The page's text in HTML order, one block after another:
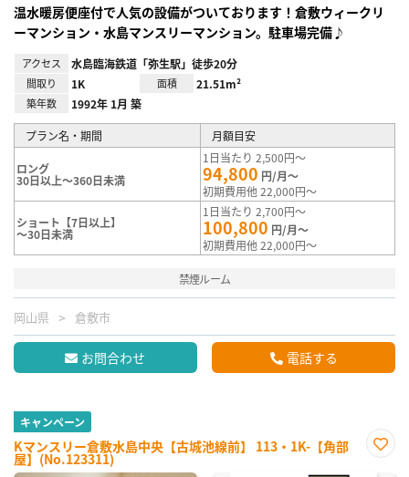
温水暖房便座付で人気の設備がついております！倉敷ウィークリ
ーマンション・水島マンスリーマンション。駐車場完備♪
アクセス 水島臨海鉄道「弥生駅」徒歩20分
間取り 1K 面積 21.51m²
築年数 1992年 1月 築
プラン名・期間 月額目安
ロング
30日以上～360日未満
1日当たり 2,500円～
94,800 円/月～
初期費用他 22,000円～
ショート【7日以上】
～30日未満
1日当たり 2,700円～
100,800 円/月～
初期費用他 22,000円～
禁煙ルーム
岡山県 倉敷市
お問合わせ 電話する
キャンペーン
Kマンスリー倉敷水島中央【古城池線前】 113・1K-【角部
屋】(No.123311)